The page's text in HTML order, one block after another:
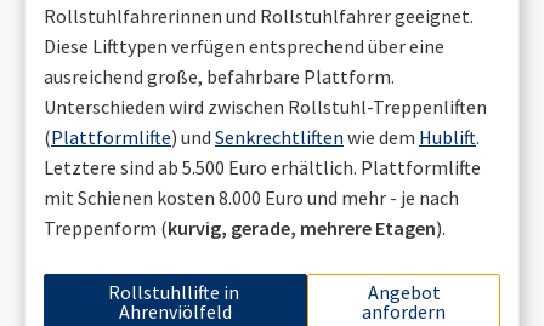
Rollstuhlfahrerinnen und Rollstuhlfahrer geeignet.
Diese Lifttypen verfügen entsprechend über eine
ausreichend große, befahrbare Plattform.
Unterschieden wird zwischen Rollstuhl-Treppenliften
(Plattformlifte) und Senkrechtliften wie dem Hublift.
Letztere sind ab 5.500 Euro erhältlich. Plattformlifte
mit Schienen kosten 8.000 Euro und mehr - je nach
Treppenform (kurvig, gerade, mehrere Etagen).
Rollstuhllifte in
Ahrenviölfeld
Angebot
anfordern